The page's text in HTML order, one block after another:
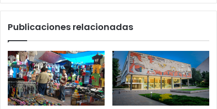
por
Artificial
Publicaciones relacionadas